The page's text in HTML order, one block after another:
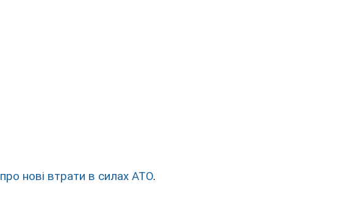
про нові втрати в силах АТО.